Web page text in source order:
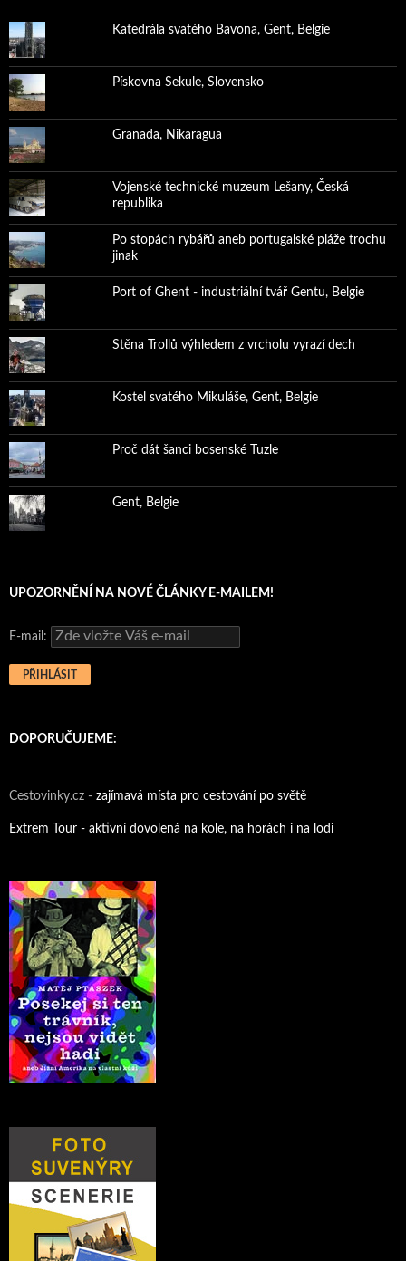
Katedrála svatého Bavona, Gent, Belgie
Pískovna Sekule, Slovensko
Granada, Nikaragua
Vojenské technické muzeum Lešany, Česká
republika
Po stopách rybářů aneb portugalské pláže trochu
jinak
Port of Ghent - industriální tvář Gentu, Belgie
Stěna Trollů výhledem z vrcholu vyrazí dech
Kostel svatého Mikuláše, Gent, Belgie
Proč dát šanci bosenské Tuzle
Gent, Belgie
UPOZORNĚNÍ NA NOVÉ ČLÁNKY E-MAILEM!
E-mail:
DOPORUČUJEME:
Cestovinky.cz - zajímavá místa pro cestování po světě
Extrem Tour - aktivní dovolená na kole, na horách i na lodi